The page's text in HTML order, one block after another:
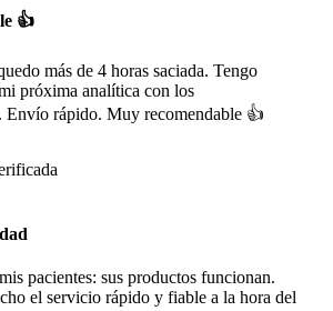
👍
más de 4 horas saciada. Tengo
próxima analítica con los
Envío rápido. Muy recomendable 👍
pacientes: sus productos funcionan.
el servicio rápido y fiable a la hora del